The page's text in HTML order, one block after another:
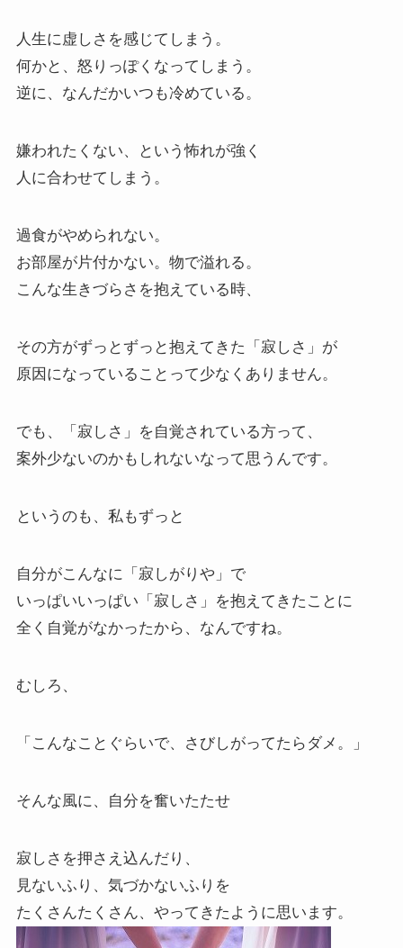
人生に虚しさを感じてしまう。
何かと、怒りっぽくなってしまう。
逆に、なんだかいつも冷めている。
嫌われたくない、という怖れが強く
人に合わせてしまう。
過食がやめられない。
お部屋が片付かない。物で溢れる。
こんな生きづらさを抱えている時、
その方がずっとずっと抱えてきた「寂しさ」が
原因になっていることって少なくありません。
でも、「寂しさ」を自覚されている方って、
案外少ないのかもしれないなって思うんです。
というのも、私もずっと
自分がこんなに「寂しがりや」で
いっぱいいっぱい「寂しさ」を抱えてきたことに
全く自覚がなかったから、なんですね。
むしろ、
「こんなことぐらいで、さびしがってたらダメ。」
そんな風に、自分を奮いたたせ
寂しさを押さえ込んだり、
見ないふり、気づかないふりを
たくさんたくさん、やってきたように思います。